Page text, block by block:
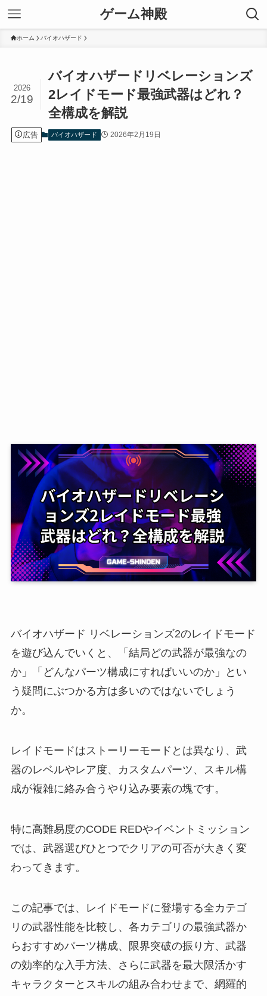
ゲーム神殿
ホーム バイオハザード
バイオハザードリベレーションズ
2レイドモード最強武器はどれ？
全構成を解説
2026
2/19
広告 バイオハザード 2026年2月19日
バイオハザード リベレーションズ2のレイドモード
を遊び込んでいくと、「結局どの武器が最強なの
か」「どんなパーツ構成にすればいいのか」とい
う疑問にぶつかる方は多いのではないでしょう
か。
レイドモードはストーリーモードとは異なり、武
器のレベルやレア度、カスタムパーツ、スキル構
成が複雑に絡み合うやり込み要素の塊です。
特に高難易度のCODE REDやイベントミッション
では、武器選びひとつでクリアの可否が大きく変
わってきます。
この記事では、レイドモードに登場する全カテゴ
リの武器性能を比較し、各カテゴリの最強武器か
らおすすめパーツ構成、限界突破の振り方、武器
の効率的な入手方法、さらに武器を最大限活かす
キャラクターとスキルの組み合わせまで、網羅的